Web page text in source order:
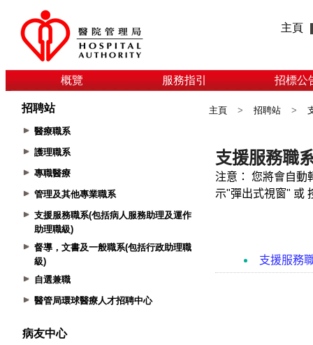
主頁
概覽 服務指引 招標公
招聘站
醫療職系
護理職系
專職醫療
管理及其他專業職系
支援服務職系(包括病人服務助理及運作
助理職級)
督導，文書及一般職系(包括行政助理職
級)
自選兼職
醫管局環球醫療人才招聘中心
病友中心
主頁 > 招聘站 >